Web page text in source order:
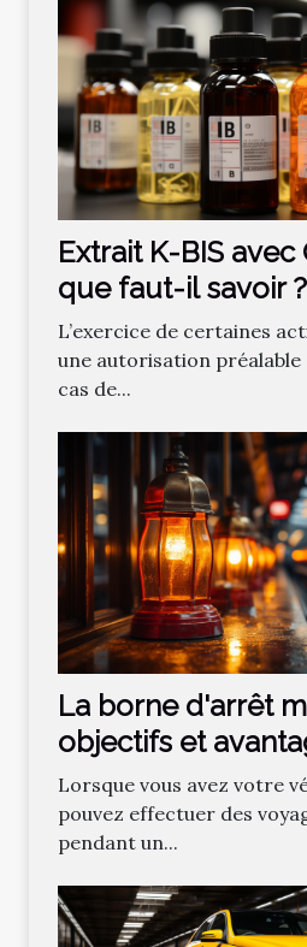
Extrait K-BIS avec
que faut-il savoir ?
L’exercice de certaines
une autorisation préalable
cas de...
La borne d'arrêt
objectifs et
Lorsque vous avez votre
pouvez effectuer des
pendant un...